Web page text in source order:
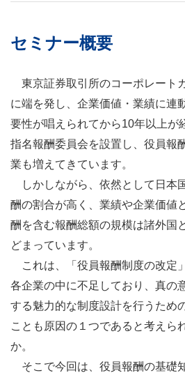
セミナー概要
東京証券取引所のコーポレート
に端を発し、企業価値・業績に連
要性が唱えられてから10年以上が
指名報酬委員会を設置し、役員報
業も増えてきています。
しかしながら、依然として日本
酬の割合が高く、業績や企業価値
酬を含む報酬総額の規模は諸外国
どまっています。
これは、「役員報酬制度の改定
各企業の中に不足しており、真の
する魅力的な制度設計を行うため
ことも原因の１つであると考えら
か。
そこで今回は、役員報酬の基礎